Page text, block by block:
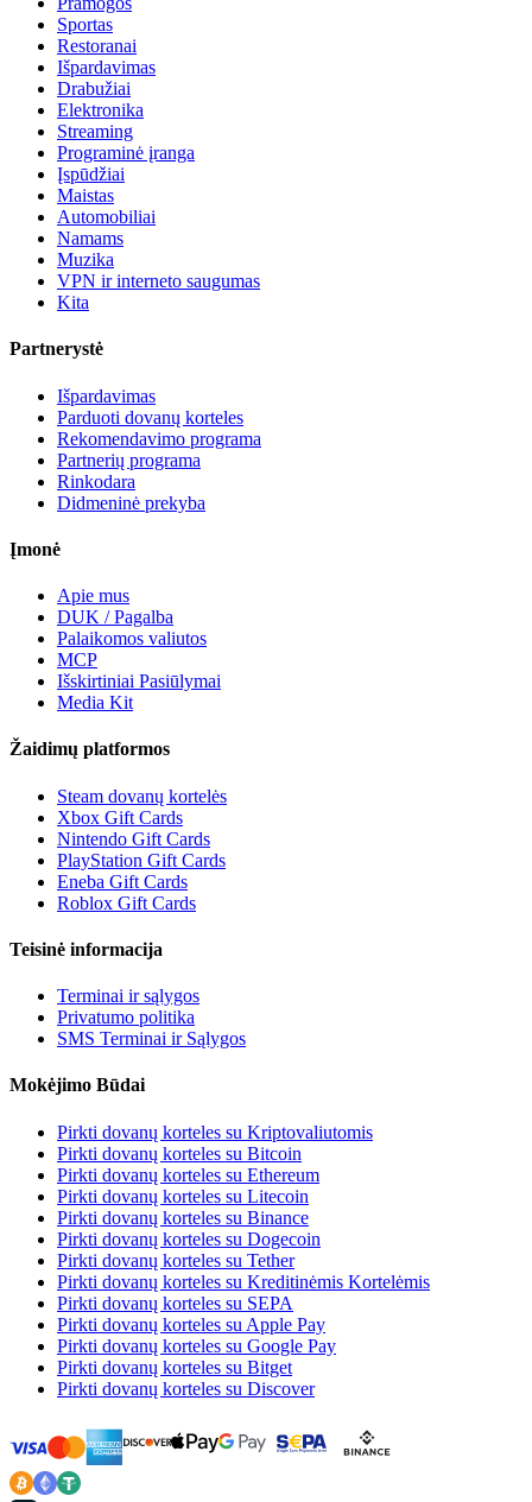
Sportas
Restoranai
Išpardavimas
Drabužiai
Elektronika
Streaming
Programinė įranga
Įspūdžiai
Maistas
Automobiliai
Namams
Muzika
VPN ir interneto saugumas
Kita
Partnerystė
Išpardavimas
Parduoti dovanų korteles
Rekomendavimo programa
Partnerių programa
Rinkodara
Didmeninė prekyba
Įmonė
Apie mus
DUK / Pagalba
Palaikomos valiutos
MCP
Išskirtiniai Pasiūlymai
Media Kit
Žaidimų platformos
Steam dovanų kortelės
Xbox Gift Cards
Nintendo Gift Cards
PlayStation Gift Cards
Eneba Gift Cards
Roblox Gift Cards
Teisinė informacija
Terminai ir sąlygos
Privatumo politika
SMS Terminai ir Sąlygos
Mokėjimo Būdai
Pirkti dovanų korteles su Kriptovaliutomis
Pirkti dovanų korteles su Bitcoin
Pirkti dovanų korteles su Ethereum
Pirkti dovanų korteles su Litecoin
Pirkti dovanų korteles su Binance
Pirkti dovanų korteles su Dogecoin
Pirkti dovanų korteles su Tether
Pirkti dovanų korteles su Kreditinėmis Kortelėmis
Pirkti dovanų korteles su SEPA
Pirkti dovanų korteles su Apple Pay
Pirkti dovanų korteles su Google Pay
Pirkti dovanų korteles su Bitget
Pirkti dovanų korteles su Discover